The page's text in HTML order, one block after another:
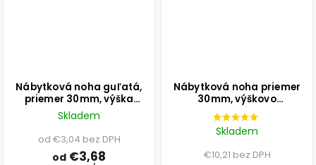
Nábytková noha guľatá,
priemer 30mm, výška
100mm, biela
Skladem
od €3,04 bez DPH
od €3,68
Nábytková noha priemer
30mm, výškovo
nastaviteľná 300-500mm,
chróm
Skladem
€10,21 bez DPH